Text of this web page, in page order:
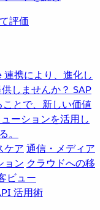
評価
連携により、進化し
しませんか？ SAP
とで、新しい価値
ーションを活用し
。
ケア 通信・メディア
ョン クラウドへの移
ビュー